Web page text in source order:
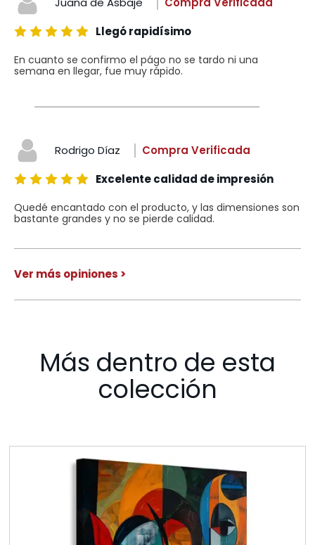
Llegó rapidísimo
En cuanto se confirmo el págo no se tardo ni una
semana en llegar, fue muy rápido.
Rodrigo Díaz
Compra Verificada
Excelente calidad de impresión
Quedé encantado con el producto, y las dimensiones son
bastante grandes y no se pierde calidad.
Ver más opiniones >
Más dentro de esta
colección